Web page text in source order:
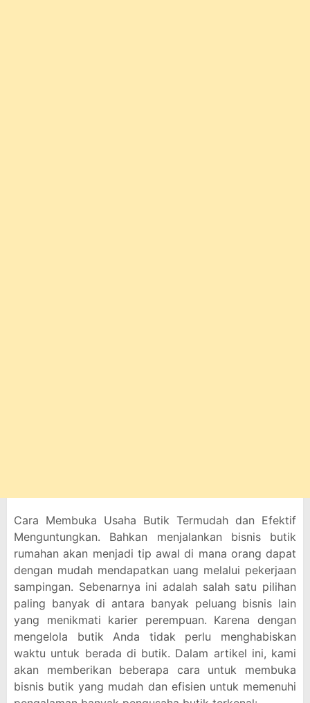
Cara Membuka Usaha Butik Termudah dan Efektif
Menguntungkan. Bahkan menjalankan bisnis butik
rumahan akan menjadi tip awal di mana orang dapat
dengan mudah mendapatkan uang melalui pekerjaan
sampingan. Sebenarnya ini adalah salah satu pilihan
paling banyak di antara banyak peluang bisnis lain
yang menikmati karier perempuan. Karena dengan
mengelola butik Anda tidak perlu menghabiskan
waktu untuk berada di butik. Dalam artikel ini, kami
akan memberikan beberapa cara untuk membuka
bisnis butik yang mudah dan efisien untuk memenuhi